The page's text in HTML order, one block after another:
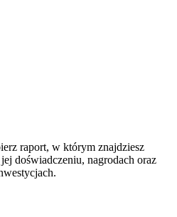
raport, w którym znajdziesz
doświadczeniu, nagrodach oraz